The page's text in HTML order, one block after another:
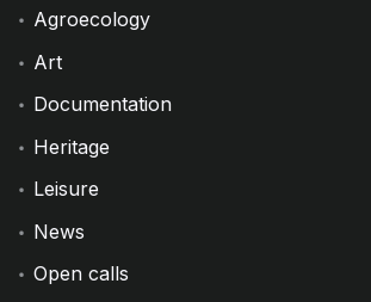
Agroecology
Art
Documentation
Heritage
Leisure
News
Open calls